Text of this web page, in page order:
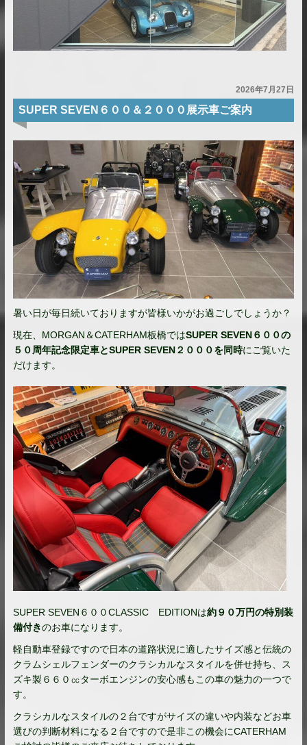
2026年7月27日
SUPER SEVEN６００＆２０００展示車ご案内
暑い日が毎日続いておりますが皆様いかがお過ごしでしょうか？
現在、MORGAN＆CATERHAM板橋ではSUPER SEVEN６００の
５０周年記念限定車とSUPER SEVEN２０００を同時にご覧いた
だけます。
SUPER SEVEN６００CLASSIC EDITIONは約９０万円の特別装
備付きのお車になります。
軽自動車登録ですので日本の道路状況に適したサイズ感と伝統の
クラムシェルフェンダーのクラシカルなスタイルを併せ持ち、ス
ズキ製６６０㏄ターボエンジンの安心感もこの車の魅力の一つで
す。
クラシカルなスタイルの２台ですがサイズの違いや内装などお車
選びの判断材料になる２台ですので是非この機会にCATERHAM